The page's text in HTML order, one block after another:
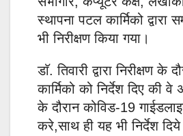
स्थापना पटल कार्मिको द्वारा
भी निरीक्षण किया गया।
डाॅ. तिवारी द्वारा निरीक्षण के
कार्मिको को निर्देश दिए की वे
के दौरान कोविड-19
करे,साथ ही यह भी निर्देश